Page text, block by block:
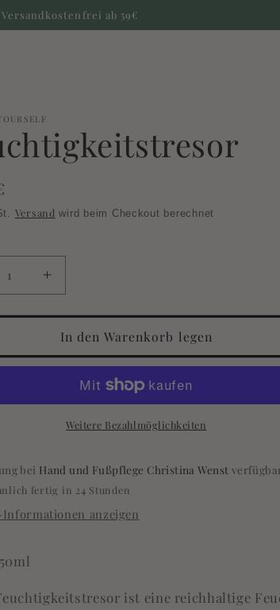
ab 59€
Versand wird beim Checkout berechnet
Erhöhe
Menge
für
Feuchtigkeitstresor
In den Warenkorb legen
Weitere Bezahlmöglichkeiten
bei Hand und Fußpflege Christina Wenst
fertig in 24 Stunden
Informationen anzeigen
ist eine reichhaltige